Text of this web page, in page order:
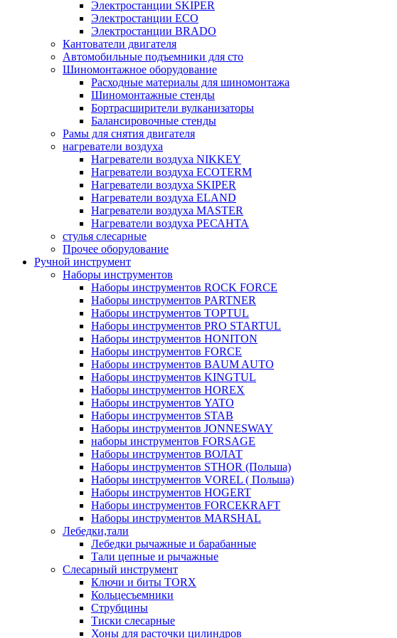
Электростанции SKIPER
Электростанции ECO
Электростанции BRADO
Кантователи двигателя
Автомобильные подъемники для сто
Шиномонтажное оборудование
Расходные материалы для шиномонтажа
Шиномонтажные стенды
Бортрасширители вулканизаторы
Балансировочные стенды
Рамы для снятия двигателя
нагреватели воздуха
Нагреватели воздуха NIKKEY
Нагреватели воздуха ECOTERM
Нагреватели воздуха SKIPER
Нагреватели воздуха ELAND
Нагреватели воздуха MASTER
Нагреватели воздуха РЕСАНТА
стулья слесарные
Прочее оборудование
Ручной инструмент
Наборы инструментов
Наборы инструментов ROCK FORCE
Наборы инструментов PARTNER
Наборы инструментов TOPTUL
Наборы инструментов PRO STARTUL
Наборы инструментов HONITON
Наборы инструментов FORCE
Наборы инструментов BAUM AUTO
Наборы инструментов KINGTUL
Наборы инструментов HOREX
Наборы инструментов YATO
Наборы инструментов STAB
Наборы инструментов JONNESWAY
наборы инструментов FORSAGE
Наборы инструментов ВОЛАТ
Наборы инструментов STHOR (Польша)
Наборы инструментов VOREL ( Польша)
Наборы инструментов HOGERT
Наборы инструментов FORCEKRAFT
Наборы инструментов MARSHAL
Лебедки,тали
Лебедки рычажные и барабанные
Тали цепные и рычажные
Слесарный инструмент
Ключи и биты TORX
Кольцесъемники
Струбцины
Тиски слесарные
Хоны для расточки цилиндров